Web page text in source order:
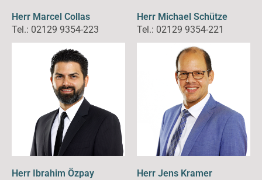
Herr Marcel Collas
Tel.: 02129 9354-223
Herr Michael Schütze
Tel.: 02129 9354-221
Herr Ibrahim Özpay
Herr Jens Kramer